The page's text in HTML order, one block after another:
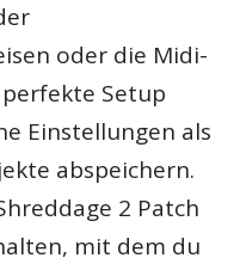
oder die Midi-
perfekte Setup
Einstellungen als
abspeichern.
2 Patch
mit dem du